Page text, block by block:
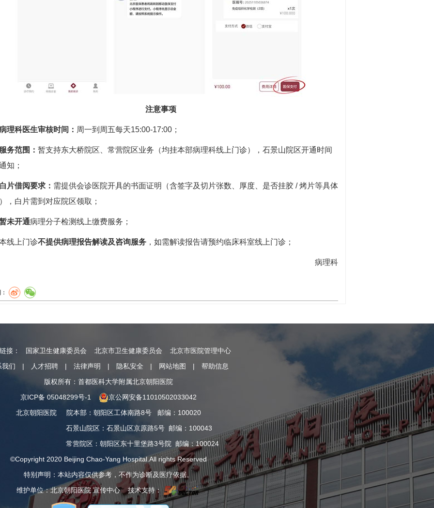
注意事项
理科医生审核时间： 周一到周五每天15:00-17:00；
范围： 暂支持东大桥院区、常营院区业务（均挂本部病理科线上门诊），石景山院区开通时间
知；
借阅要求： 需提供会诊医院开具的书面证明（含签字及切片张数、厚度、是否挂胶 / 烤片等具体
，白片需到对应院区领取；
开通病理分子检测线上缴费服务；
上门诊不提供病理报告解读及咨询服务，如需解读报告请预约临床科室线上门诊；
病理科
接： 国家卫生健康委员会 北京市卫生健康委员会
北京市医院管理中心
我们
| 人才招聘 | 法律声明 | 隐私安全 | 网站地图 |
帮助信息
版权所有：首都医科大学附属北京朝阳医院
京ICP备 05048299号-1
京公网安备11010502033042
北京朝阳医院
院本部 ： 朝阳区工体南路8号 邮编：100020
石景山院区 ： 石景山区京原路5号 邮编：100043
常营院区 ： 朝阳区东十里堡路3号院 邮编：100024
©Copyright 2020 Beijing Chao-Yang Hospital.All rights Reserved
特别声明：本站内容仅供参考，不作为诊断及医疗依据。
维护单位：北京朝阳医院 宣传中心 技术支持：